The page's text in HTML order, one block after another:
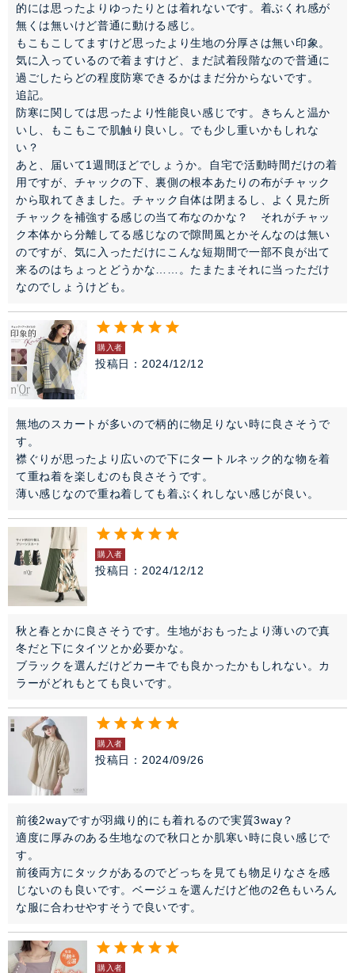
的には思ったよりゆったりとは着れないです。着ぶくれ感が
無くは無いけど普通に動ける感じ。
もこもこしてますけど思ったより生地の分厚さは無い印象。
気に入っているので着ますけど、まだ試着段階なので普通に
過ごしたらどの程度防寒できるかはまだ分からないです。
追記。
防寒に関しては思ったより性能良い感じです。きちんと温か
いし、もこもこで肌触り良いし。でも少し重いかもしれな
い？
あと、届いて1週間ほどでしょうか。自宅で活動時間だけの着
用ですが、チャックの下、裏側の根本あたりの布がチャック
から取れてきました。チャック自体は閉まるし、よく見た所
チャックを補強する感じの当て布なのかな？　それがチャッ
ク本体から分離してる感じなので隙間風とかそんなのは無い
のですが、気に入っただけにこんな短期間で一部不良が出て
来るのはちょっとどうかな……。たまたまそれに当っただけ
なのでしょうけども。
購入者
投稿日 2024/12/12
無地のスカートが多いので柄的に物足りない時に良さそうで
す。
襟ぐりが思ったより広いので下にタートルネック的な物を着
て重ね着を楽しむのも良さそうです。
薄い感じなので重ね着しても着ぶくれしない感じが良い。
購入者
投稿日 2024/12/12
秋と春とかに良さそうです。生地がおもったより薄いので真
冬だと下にタイツとか必要かな。
ブラックを選んだけどカーキでも良かったかもしれない。カ
ラーがどれもとても良いです。
購入者
投稿日 2024/09/26
前後2wayですが羽織り的にも着れるので実質3way？
適度に厚みのある生地なので秋口とか肌寒い時に良い感じで
す。
前後両方にタックがあるのでどっちを見ても物足りなさを感
じないのも良いです。ベージュを選んだけど他の2色もいろん
な服に合わせやすそうで良いです。
購入者